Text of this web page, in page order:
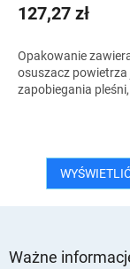
127,27 zł
Opakowanie
osuszacz
zapobiegania
Ważne